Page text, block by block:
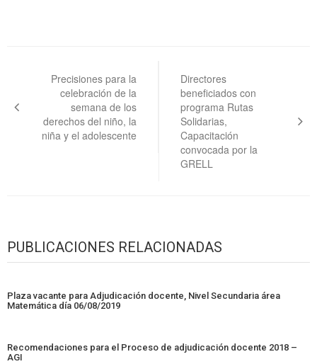
entradas
Precisiones para la
celebración de la
semana de los
derechos del niño, la
niña y el adolescente
Directores
beneficiados con
programa Rutas
Solidarias,
Capacitación
convocada por la
GRELL
PUBLICACIONES RELACIONADAS
Plaza vacante para Adjudicación docente, Nivel Secundaria área
Matemática día 06/08/2019
Recomendaciones para el Proceso de adjudicación docente 2018 –
AGI